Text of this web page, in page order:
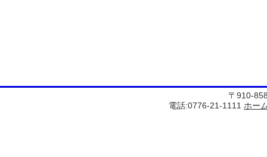
〒910-
電話:0776-21-1111 ホー